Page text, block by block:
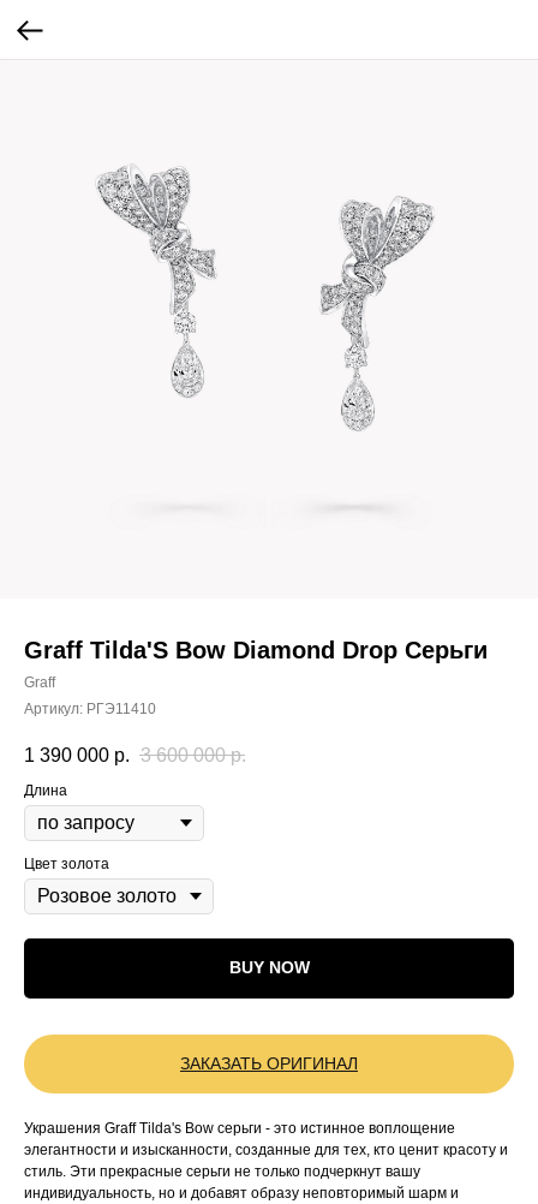
Graff Tilda'S Bow Diamond Drop Серьги
Graff
Артикул: РГЭ11410
1 390 000 р. 3 600 000 р.
Длина
Цвет золота
BUY NOW
ЗАКАЗАТЬ ОРИГИНАЛ
Украшения Graff Tilda's Bow серьги - это истинное воплощение
элегантности и изысканности, созданные для тех, кто ценит красоту и
стиль. Эти прекрасные серьги не только подчеркнут вашу
индивидуальность, но и добавят образу неповторимый шарм и